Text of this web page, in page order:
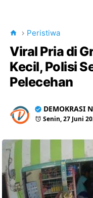
Peristiwa
Viral Pria di
Kecil, Polisi
Pelecehan
DEMOKRASI
Senin, 27 Juni